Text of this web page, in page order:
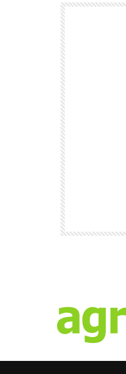
Watch Later